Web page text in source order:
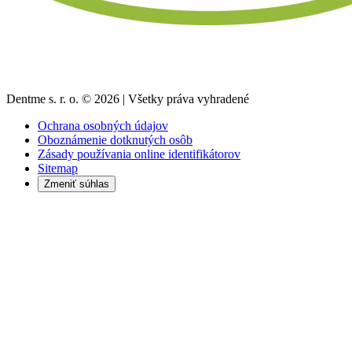
Dentme s. r. o. © 2026 | Všetky práva vyhradené
Ochrana osobných údajov
Oboznámenie dotknutých osôb
Zásady používania online identifikátorov
Sitemap
Zmeniť súhlas